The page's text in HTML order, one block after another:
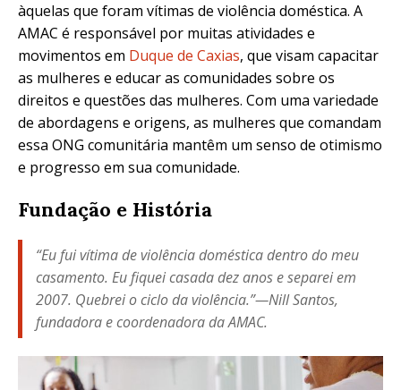
àquelas que foram vítimas de violência doméstica. A
AMAC é responsável por muitas atividades e
movimentos em Duque de Caxias, que visam capacitar
as mulheres e educar as comunidades sobre os
direitos e questões das mulheres. Com uma variedade
de abordagens e origens, as mulheres que comandam
essa ONG comunitária mantêm um senso de otimismo
e progresso em sua comunidade.
Fundação e História
“Eu fui vítima de violência doméstica dentro do meu
casamento. Eu fiquei casada dez anos e separei em
2007. Quebrei o ciclo da violência.”—Nill Santos,
fundadora e coordenadora da AMAC.